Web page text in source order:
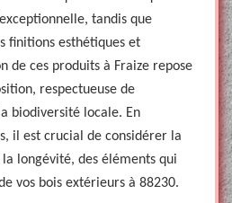
tandis que
finitions esthétiques et
de ces produits à Fraize repose
respectueuse de
biodiversité locale. En
il est crucial de considérer la
longévité, des éléments qui
vos bois extérieurs à 88230.